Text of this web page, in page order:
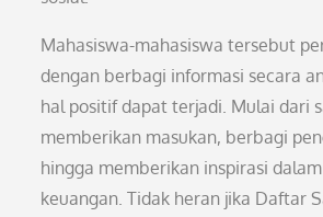
Mahasiswa-mahasiswa tersebut
dengan berbagi informasi secara
hal positif dapat terjadi. Mulai dari
memberikan masukan, berbagi
hingga memberikan inspirasi
keuangan. Tidak heran jika Daftar